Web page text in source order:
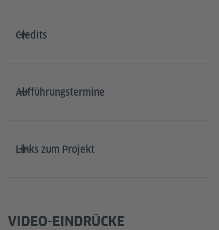
Credits
Aufführungstermine
Links zum Projekt
VIDEO-EINDRÜCKE